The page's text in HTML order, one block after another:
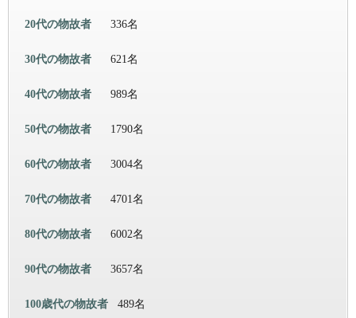
20代の物故者 336名
30代の物故者 621名
40代の物故者 989名
50代の物故者 1790名
60代の物故者 3004名
70代の物故者 4701名
80代の物故者 6002名
90代の物故者 3657名
100歳代の物故者 489名